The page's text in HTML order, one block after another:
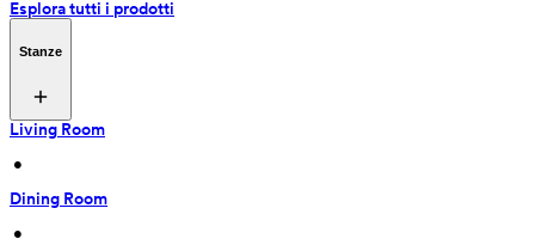
Esplora tutti i prodotti
Stanze
Living Room
•
Dining Room
•